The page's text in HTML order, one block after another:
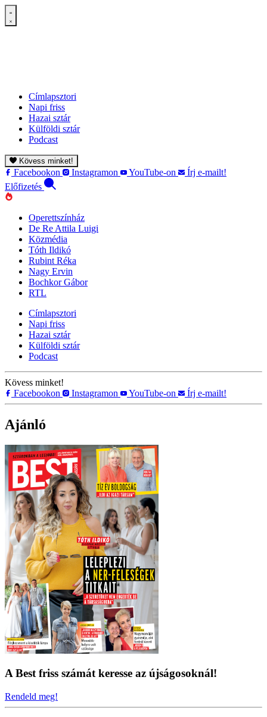
Címlapsztori
Napi friss
Hazai sztár
Külföldi sztár
Podcast
Kövess minket!
Facebookon Instagramon YouTube-on
Írj e-mailt!
Előfizetés
Operettszínház
De Re Attila Luigi
Közmédia
Tóth Ildikó
Rubint Réka
Nagy Ervin
Bochkor Gábor
RTL
Címlapsztori
Napi friss
Hazai sztár
Külföldi sztár
Podcast
Kövess minket!
Facebookon
Instagramon YouTube-on Írj e-mailt!
Ajánló
A Best friss számát keresse az újságosoknál!
Rendeld meg!